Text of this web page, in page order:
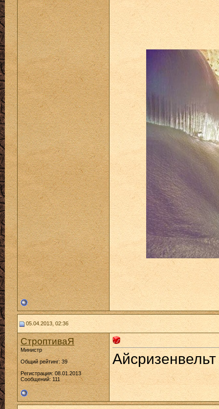
05.04.2013, 02:36
СтроптиваЯ
Министр
Общий рейтинг: 39
Регистрация: 08.01.2013
Сообщений: 111